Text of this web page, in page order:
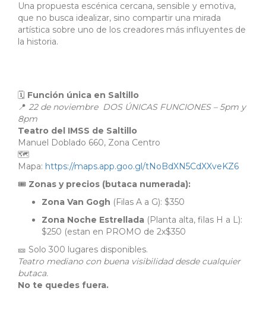
Una propuesta escénica cercana, sensible y emotiva,
que no busca idealizar, sino compartir una mirada
artística sobre uno de los creadores más influyentes de
la historia.
🗓 Función única en Saltillo
📍 22 de noviembre DOS ÚNICAS FUNCIONES – 5pm y
8pm
Teatro del IMSS de Saltillo
Manuel Doblado 660, Zona Centro
🗺️
Mapa: https://maps.app.goo.gl/tNoBdXN5CdXXveKZ6
🎟 Zonas y precios (butaca numerada):
Zona Van Gogh (Filas A a G): $350
Zona Noche Estrellada (Planta alta, filas H a L):
$250 (estan en PROMO de 2x$350
🎫 Solo 300 lugares disponibles.
Teatro mediano con buena visibilidad desde cualquier
butaca.
No te quedes fuera.